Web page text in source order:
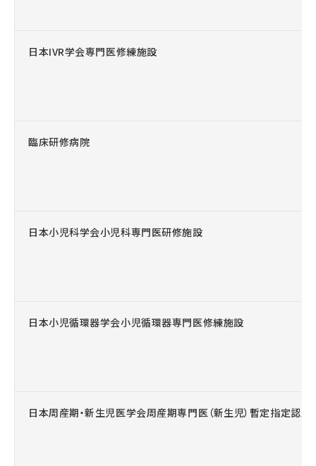
日本IVR学会専門医修練施設
臨床研修病院
日本小児科学会小児科専門医研修施設
日本小児循環器学会小児循環器専門医修練施設
日本周産期・新生児医学会周産期専門医（新生児）暫定指定認定